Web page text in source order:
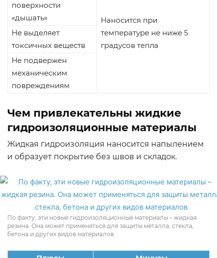
поверхности
«дышать»
Наносится при
температуре не ниже 5
градусов тепла
Не выделяет
токсичных веществ
Не подвержен
механическим
повреждениям
Чем привлекательны жидкие
гидроизоляционные материалы
Жидкая гидроизоляция наносится напылением
и образует покрытие без швов и складок.
По факту, эти новые гидроизоляционные материалы – жидкая
резина. Она может применяться для защиты металла, стекла,
бетона и других видов материалов